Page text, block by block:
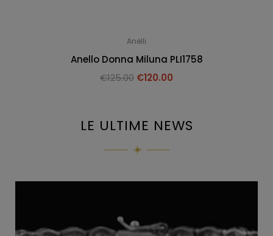
Anelli
Anello Donna Miluna PLI1758
€125.00 €120.00
LE ULTIME NEWS